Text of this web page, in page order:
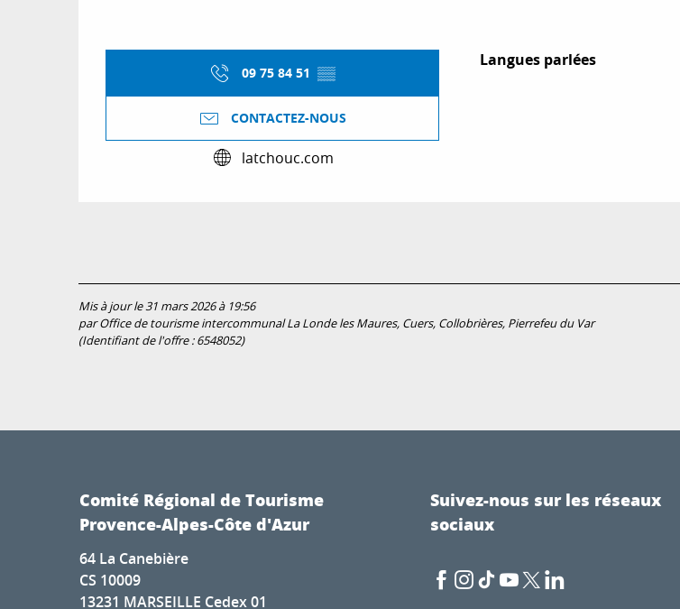
09 75 84 51 ▒▒
CONTACTEZ-NOUS
latchouc.com
Langues parlées
Langues parlées
Mis à jour le 31 mars 2026 à 19:56
par Office de tourisme intercommunal La Londe les Maures, Cuers, Collobrières, Pierrefeu du Var
(Identifiant de l'offre :6548052)
Comité Régional de Tourisme
Provence-Alpes-Côte d'Azur
64 La Canebière
CS 10009
13231 MARSEILLE Cedex 01
Suivez-nous sur les réseaux
sociaux